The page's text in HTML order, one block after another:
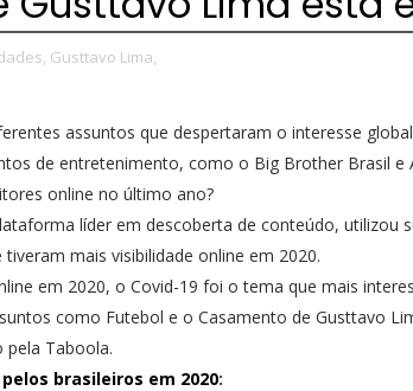
Gusttavo Lima,
assuntos que despertaram o interesse
de entretenimento, como o Big Brother Brasil e
online no último ano?
líder em descoberta de conteúdo, utilizou
mais visibilidade online em 2020.
em 2020, o Covid-19 foi o tema que mais
como Futebol e o Casamento de Gusttavo
Taboola.
brasileiros em 2020: